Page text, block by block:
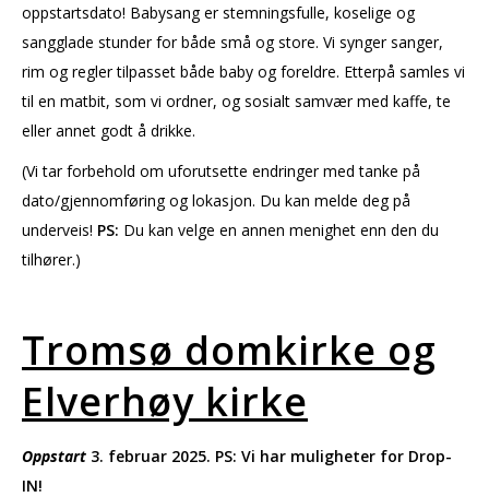
oppstartsdato! Babysang er stemningsfulle, koselige og
sangglade stunder for både små og store. Vi synger sanger,
rim og regler tilpasset både baby og foreldre. Etterpå samles vi
til en matbit, som vi ordner, og sosialt samvær med kaffe, te
eller annet godt å drikke.
(Vi tar forbehold om uforutsette endringer med tanke på
dato/gjennomføring og lokasjon. Du kan melde deg på
underveis! PS: Du kan velge en annen menighet enn den du
tilhører.)
Tromsø domkirke og
Elverhøy kirke
Oppstart 3. februar 2025. PS: Vi har muligheter for Drop-
IN!